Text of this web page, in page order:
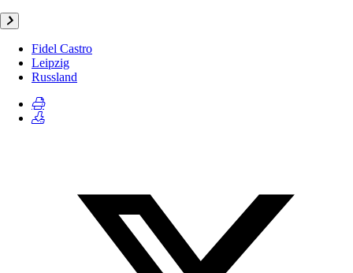
Fidel Castro
Leipzig
Russland